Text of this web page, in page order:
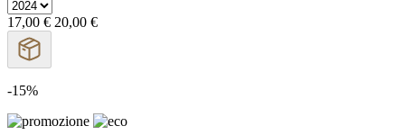
17,00 € 20,00 €
-15%